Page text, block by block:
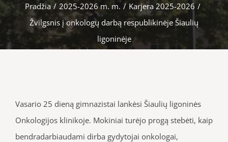
Pradžia / 2025-2026 m. m. / Karjera 2025-2026 /
Žvilgsnis į onkologų darbą respublikinėje Šiaulių
ligoninėje
Vasario 25 dieną gimnazistai lankėsi Šiaulių ligoninės
Onkologijos klinikoje. Mokiniai turėjo progą stebėti, kaip
bendradarbiaudami dirba gydytojai onkologai,